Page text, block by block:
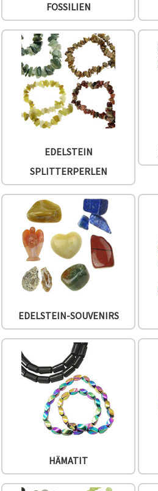
FOSSILIEN
EDELSTEIN
SPLITTERPERLEN
EDELSTEIN-SOUVENIRS
HÄMATIT